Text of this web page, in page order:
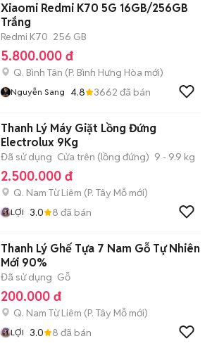
Xiaomi Redmi K70 5G 16GB/256GB
Trắng
Redmi K70 256 GB
5.800.000 đ
Q. Bình Tân (P. Bình Hưng Hòa mới)
Nguyễn Sang 4.8 3662 đã bán
Thanh Lý Máy Giặt Lồng Đứng
Electrolux 9Kg
Đã sử dụng Cửa trên (lồng đứng) 9 - 9.9 kg
2.500.000 đ
Q. Nam Từ Liêm (P. Tây Mỗ mới)
LỢI 3.0 8 đã bán
Thanh Lý Ghế Tựa 7 Nam Gỗ Tự Nhiên
Mới 90%
Đã sử dụng Gỗ
200.000 đ
Q. Nam Từ Liêm (P. Tây Mỗ mới)
LỢI 3.0 8 đã bán